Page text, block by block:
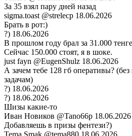
За 35 взял пару дней назад
sigma.toast @strelecp 18.06.2026
Брать в рот:)
?) 18.06.2026
В прошлом году брал за 31.000
Сейчас 150.000 стоят, я в шоке.
just fayn @EugenShulz 18.06.2026
А зачем тебе 128 гб оперативы?
задачам)
?) 18.06.2026
?) 18.06.2026
Шизы какие-то
Иван Новиков @Tano66p 18.06.2026
Добавляешь в призы фентези?)